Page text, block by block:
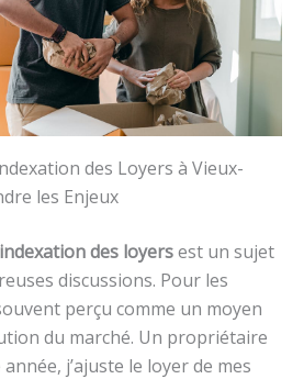
des Loyers à Vieux-
les Enjeux
indexation des loyersest un sujet
discussions. Pour les
perçu comme un moyen
du marché. Un propriétaire
j’ajuste le loyer de mes